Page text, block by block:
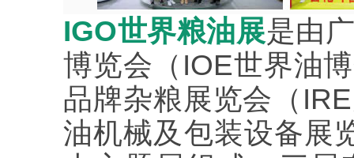
IGO世界粮油展是由
博览会（IOE世界油
品牌杂粮展览会（
油机械及包装设备展